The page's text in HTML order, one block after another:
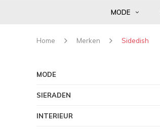
MODE
Home Merken Sidedish
MODE
SIERADEN
INTERIEUR